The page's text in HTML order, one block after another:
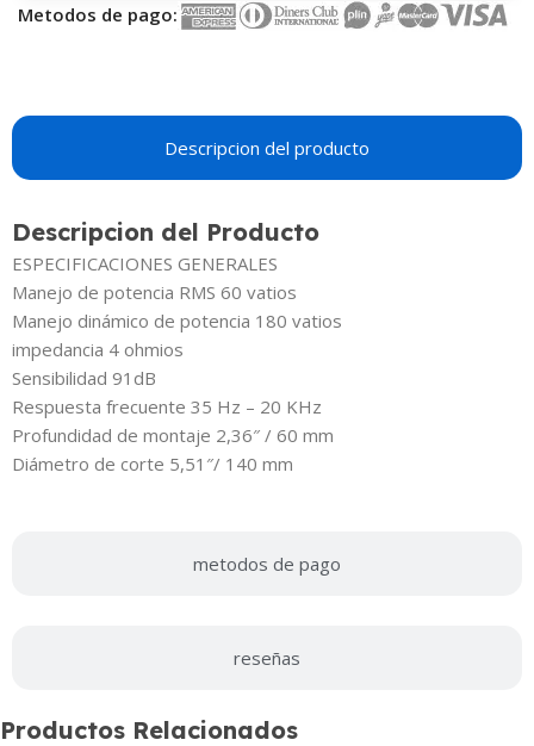
Metodos de pago:
Descripcion del producto
metodos de pago
reseñas
Descripcion del Producto
ESPECIFICACIONES GENERALES
Manejo de potencia RMS 60 vatios
Manejo dinámico de potencia 180 vatios
impedancia 4 ohmios
Sensibilidad 91dB
Respuesta frecuente 35 Hz – 20 KHz
Profundidad de montaje 2,36″ / 60 mm
Diámetro de corte 5,51″/ 140 mm
Productos Relacionados